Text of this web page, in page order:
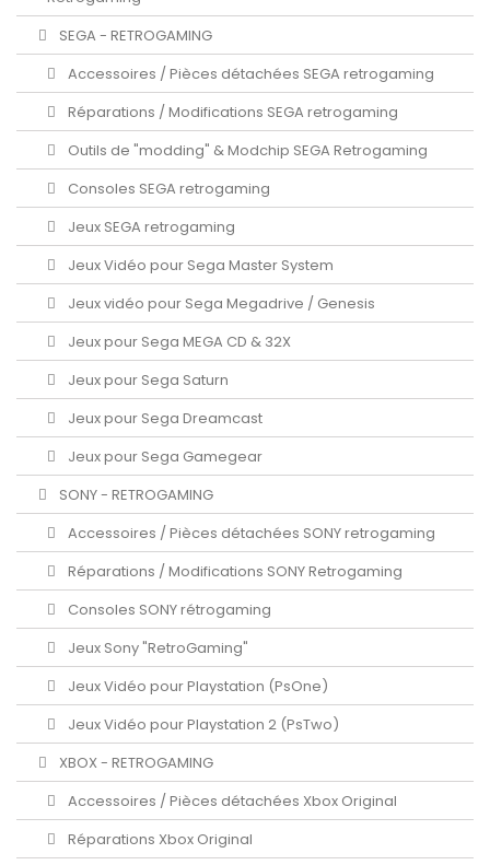
SEGA - RETROGAMING
Accessoires / Pièces détachées SEGA retrogaming
Réparations / Modifications SEGA retrogaming
Outils de "modding" & Modchip SEGA Retrogaming
Consoles SEGA retrogaming
Jeux SEGA retrogaming
Jeux Vidéo pour Sega Master System
Jeux vidéo pour Sega Megadrive / Genesis
Jeux pour Sega MEGA CD & 32X
Jeux pour Sega Saturn
Jeux pour Sega Dreamcast
Jeux pour Sega Gamegear
SONY - RETROGAMING
Accessoires / Pièces détachées SONY retrogaming
Réparations / Modifications SONY Retrogaming
Consoles SONY rétrogaming
Jeux Sony "RetroGaming"
Jeux Vidéo pour Playstation (PsOne)
Jeux Vidéo pour Playstation 2 (PsTwo)
XBOX - RETROGAMING
Accessoires / Pièces détachées Xbox Original
Réparations Xbox Original